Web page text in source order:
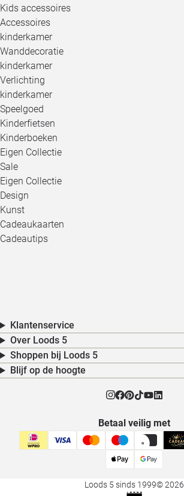
Kids accessoires
Accessoires
kinderkamer
Wanddecoratie
kinderkamer
Verlichting
kinderkamer
Speelgoed
Kinderfietsen
Kinderboeken
Eigen Collectie
Sale
Eigen Collectie
Design
Kunst
Cadeaukaarten
Cadeautips
Klantenservice
Over Loods 5
Shoppen bij Loods 5
Blijf op de hoogte
Betaal veilig met
Loods 5 sinds 1999© 2026